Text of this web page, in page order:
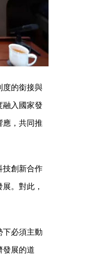
度的銜接與
入國家發
，共同推
技創新合作
。對此，
必須主動
發展的道